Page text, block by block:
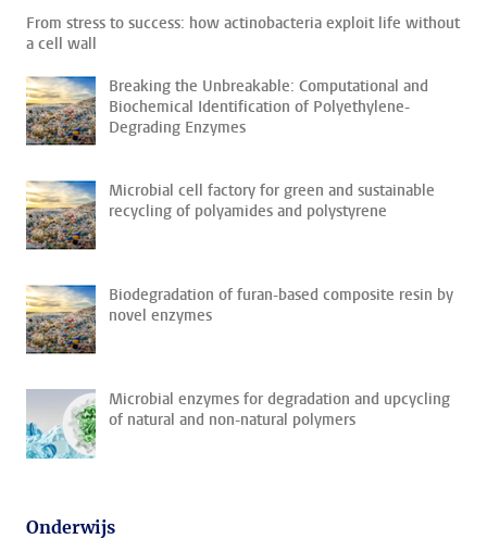
From stress to success: how actinobacteria exploit life without
a cell wall
Breaking the Unbreakable: Computational and
Biochemical Identification of Polyethylene-
Degrading Enzymes
Microbial cell factory for green and sustainable
recycling of polyamides and polystyrene
Biodegradation of furan-based composite resin by
novel enzymes
Microbial enzymes for degradation and upcycling
of natural and non-natural polymers
Onderwijs